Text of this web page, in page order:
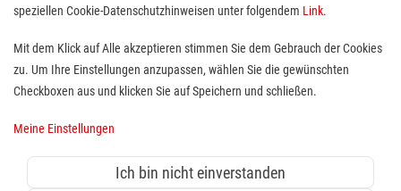
Notfallsanitäter (m/w/d)
Standort(e): Solingen
Du bist Notfallsanitäter (m/w/d) aus Leidenschaft und
Retten ist für Dich Teamsache?
speziellen Cookie-Datenschutzhinweisen unter folgendem Link.
Mit dem Klick auf Alle akzeptieren stimmen Sie dem Gebrauch der Cookies
zu. Um Ihre Einstellungen anzupassen, wählen Sie die gewünschten
Checkboxen aus und klicken Sie auf Speichern und schließen.
Meine Einstellungen
Ich bin nicht einverstanden